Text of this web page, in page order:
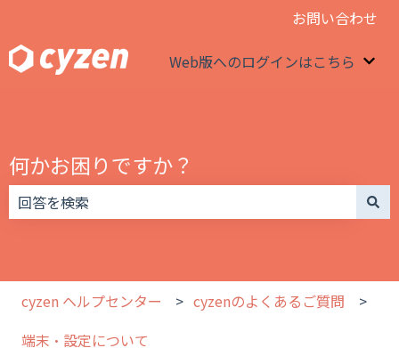
お問い合わせ
Web版へのログインはこちら
何かお困りですか？
cyzen ヘルプセンター
cyzenのよくあるご質問
端末・設定について